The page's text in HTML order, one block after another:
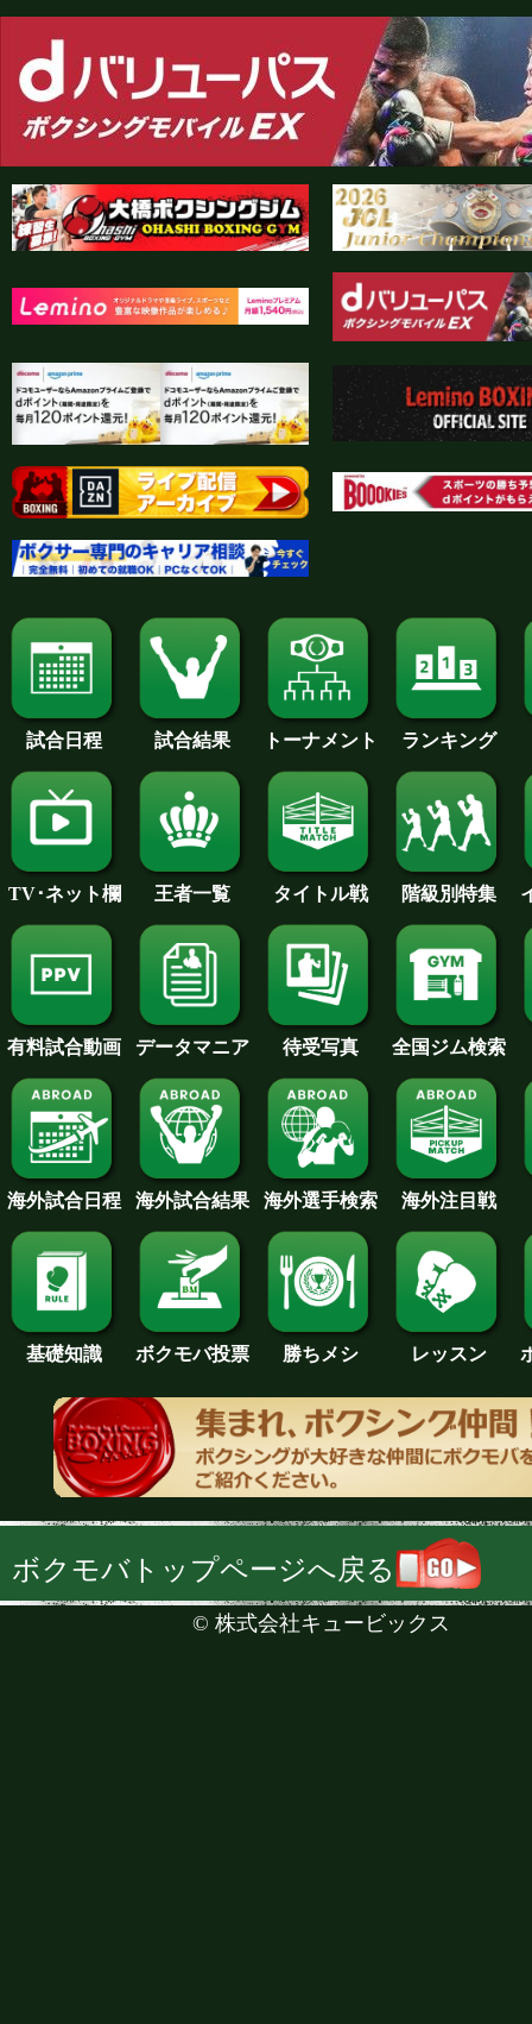
試合日程 試合結果 トーナメント ランキング
TV･ネット欄 王者一覧 タイトル戦 階級別特集
有料試合動画 データマニア 待受写真 全国ジム検索
海外試合日程 海外試合結果 海外選手検索 海外注目戦
基礎知識 ボクモバ投票 勝ちメシ レッスン
ボクモバトップページへ戻る
© 株式会社キュービックス